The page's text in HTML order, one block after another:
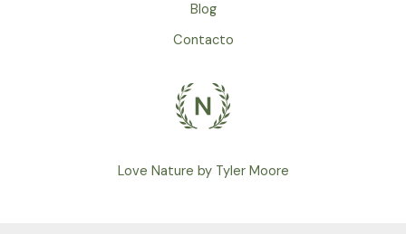
Blog
Contacto
Love Nature by Tyler Moore